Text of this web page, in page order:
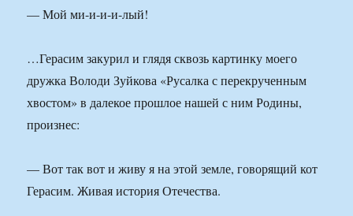
— Мой ми-и-и-и-лый!
…Герасим закурил и глядя сквозь картинку моего
дружка Володи Зуйкова «Русалка с перекрученным
хвостом» в далекое прошлое нашей с ним Родины,
произнес:
— Вот так вот и живу я на этой земле, говорящий кот
Герасим. Живая история Отечества.